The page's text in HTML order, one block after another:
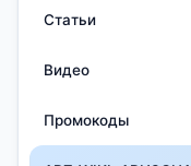
Статьи
Видео
Промокоды